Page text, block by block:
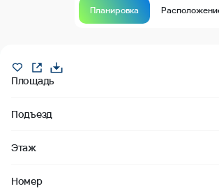
Планировка
Площадь
Подъезд
Этаж
Номер